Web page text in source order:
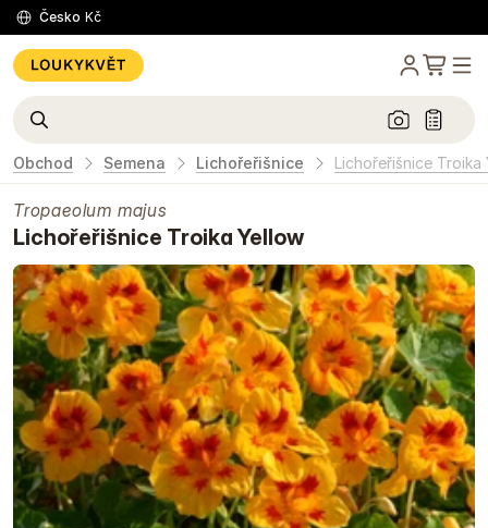
Česko Kč
Obchod Semena Lichořeřišnice Lichořeřišnice Troika
Tropaeolum majus
Lichořeřišnice Troika Yellow